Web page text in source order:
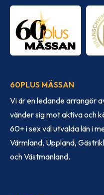
60PLUS MÄSSAN
Vi är en ledande arrangör
vänder sig mot aktiva och
60+ i sex väl utvalda län i
Värmland, Uppland,
och Västmanland.